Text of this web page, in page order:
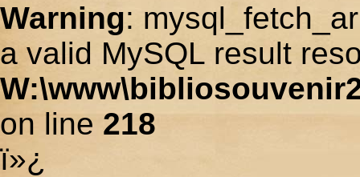
Warning:
a valid MySQL result
on line 218
ï»¿